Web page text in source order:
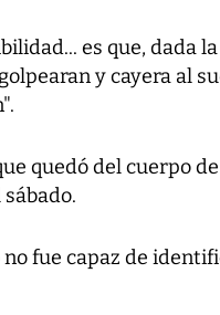
es que, dada
y cayera al
quedó del cuerpo
fue capaz de